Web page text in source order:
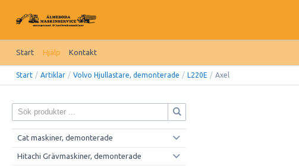
Start Hjälp Kontakt
Start / Artiklar / Volvo Hjullastare, demonterade / L220E / Axel
Cat maskiner, demonterade
Hitachi Grävmaskiner, demonterade